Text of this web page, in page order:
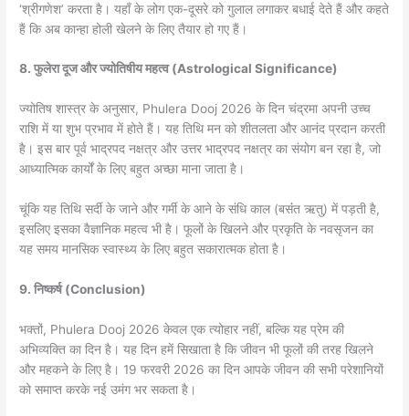
‘श्रीगणेश’ करता है। यहाँ के लोग एक-दूसरे को गुलाल लगाकर बधाई देते हैं और कहते
हैं कि अब कान्हा होली खेलने के लिए तैयार हो गए हैं।
8. फुलेरा दूज और ज्योतिषीय महत्व (Astrological Significance)
ज्योतिष शास्त्र के अनुसार, Phulera Dooj 2026 के दिन चंद्रमा अपनी उच्च
राशि में या शुभ प्रभाव में होते हैं। यह तिथि मन को शीतलता और आनंद प्रदान करती
है। इस बार पूर्व भाद्रपद नक्षत्र और उत्तर भाद्रपद नक्षत्र का संयोग बन रहा है, जो
आध्यात्मिक कार्यों के लिए बहुत अच्छा माना जाता है।
चूंकि यह तिथि सर्दी के जाने और गर्मी के आने के संधि काल (बसंंत ऋतु) में पड़ती है,
इसलिए इसका वैज्ञानिक महत्व भी है। फूलों के खिलने और प्रकृति के नवसृजन का
यह समय मानसिक स्वास्थ्य के लिए बहुत सकारात्मक होता है।
9. निष्कर्ष (Conclusion)
भक्तों, Phulera Dooj 2026 केवल एक त्योहार नहीं, बल्कि यह प्रेम की
अभिव्यक्ति का दिन है। यह दिन हमें सिखाता है कि जीवन भी फूलों की तरह खिलने
और महकने के लिए है। 19 फरवरी 2026 का दिन आपके जीवन की सभी परेशानियों
को समाप्त करके नई उमंग भर सकता है।